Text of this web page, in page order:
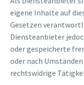
eigene Inhalte auf
Gesetzen
Diensteanbieter
oder gespeicherte
oder nach
rechtswidrige